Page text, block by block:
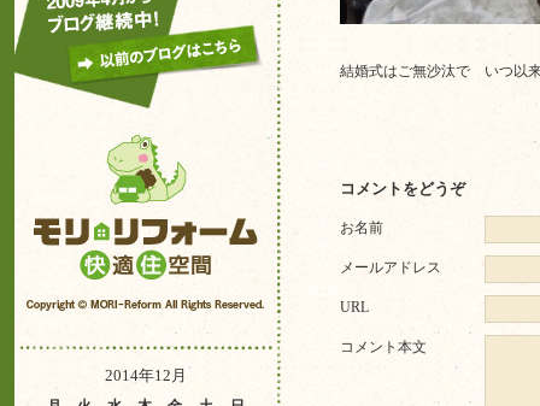
2014年12月
結婚式はご無沙汰で い
コメントをどうぞ
お名前
メールアドレス
URL
コメント本文